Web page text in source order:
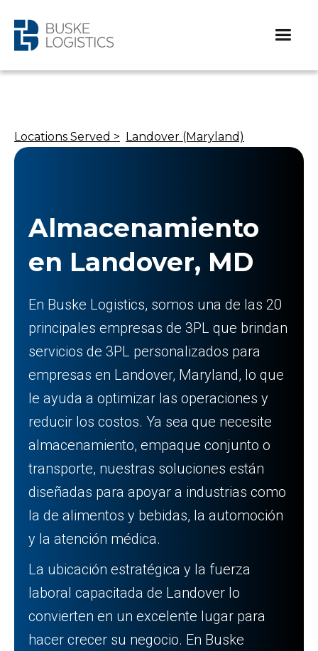
Locations Served > Landover (Maryland)
Almacenamiento
en Landover, MD
En Buske Logistics, somos una de las 20
principales empresas de 3PL que brindan
servicios de 3PL personalizados para
empresas en Landover, Maryland, lo que
le ayuda a optimizar las operaciones y
reducir los costos. Ya sea que necesite
almacenamiento, empaque conjunto o
transporte, nuestras soluciones están
diseñadas para apoyar a industrias como
la de alimentos y bebidas, la automoción
y la atención médica.
La ubicación estratégica y la fuerza
laboral capacitada de Landover lo
convierten en un excelente lugar para
hacer crecer su negocio. En Buske